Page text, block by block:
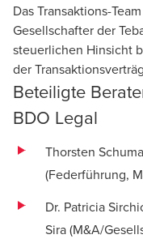
Das Transaktions-
Gesellschafter der
steuerlichen Hinsicht
der
Beteiligte
BDO Legal
Thorsten
(Federführung,
Dr. Patricia
Sira(M&A/